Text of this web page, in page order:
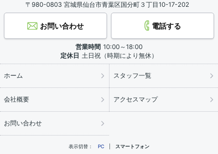
〒980-0803 宮城県仙台市青葉区国分町３丁目10-17-202
お問い合わせ 電話する
営業時間 10:00～18:00
定休日 土日祝（時期により無休）
ホーム スタッフ一覧
会社概要 アクセスマップ
お問い合わせ
表示切替： PC スマートフォン